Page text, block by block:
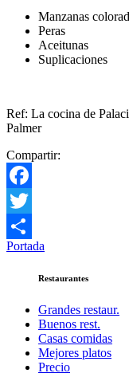
Manzanas
Peras
Aceitunas
Suplicaciones
Ref: La cocina de
Palmer
Compartir:
Facebook
Twitter
Compartir
Portada
Restaurantes
Grandes restaur.
Buenos rest.
Casas comidas
Mejores platos
Precio